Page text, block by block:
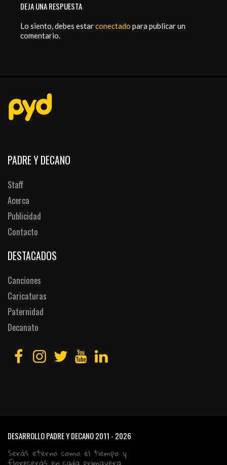
DEJA UNA RESPUESTA
Lo siento, debes estarconectado para publicar un
comentario.
PADRE Y DECANO
Staff
Acerca
Publicidad
Contacto
DESTACADOS
Canciones
Caricaturas
Paternidad
Decanato
DESARROLLO PADRE Y DECANO2011 - 2026
Serás eterno como el tiempo y